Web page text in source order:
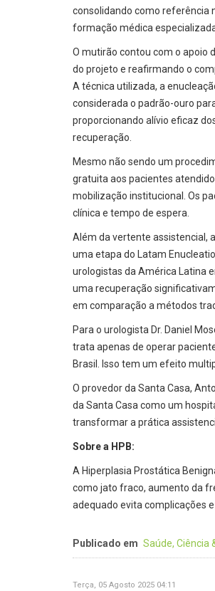
consolidando como referência
formação médica
O mutirão contou com o apoio
do projeto e reafirmando o
A técnica utilizada, a
considerada o padrão-ouro
proporcionando alívio eficaz
recuperação.
Mesmo não sendo um
gratuita aos pacientes
mobilização institucional. Os
clínica e tempo de espera.
Além da vertente assistencial,
uma etapa do Latam
urologistas da América Latina
uma recuperação
em comparação a métodos
Para o urologista Dr. Daniel
trata apenas de operar
Brasil. Isso tem um efeito
O provedor da Santa Casa,
da Santa Casa como um
transformar a prática
Sobre a HPB:
A Hiperplasia Prostática
como jato fraco, aumento da
adequado evita complicações
Publicado em Saúde, Ciência
Terça, 05 Agosto 2025 04:11